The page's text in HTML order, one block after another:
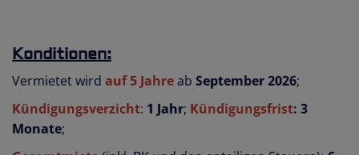
Konditionen:
Vermietet wird auf 5 Jahreab September 2026;
Kündigungsverzicht: 1 Jahr; Kündigungsfrist: 3
Monate;